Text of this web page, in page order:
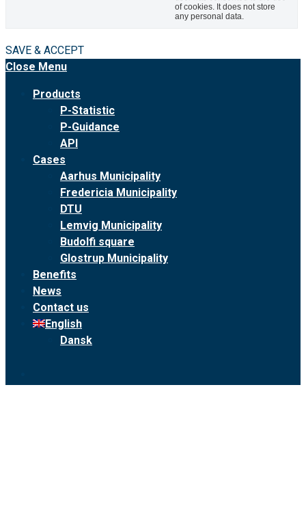
of cookies. It does not store
any personal data.
SAVE & ACCEPT
Close Menu
Products
P-Statistic
P-Guidance
API
Cases
Aarhus Municipality
Fredericia Municipality
DTU
Lemvig Municipality
Budolfi square
Glostrup Municipality
Benefits
News
Contact us
English
Dansk